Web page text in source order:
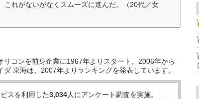
これがないがなくスムーズに進んだ。（20代／女
リコンを前身企業に1967年よりスタート。2006年から
東海は、2007年よりランキングを発表しています。
スを利用した3,034人にアンケート調査を実施。